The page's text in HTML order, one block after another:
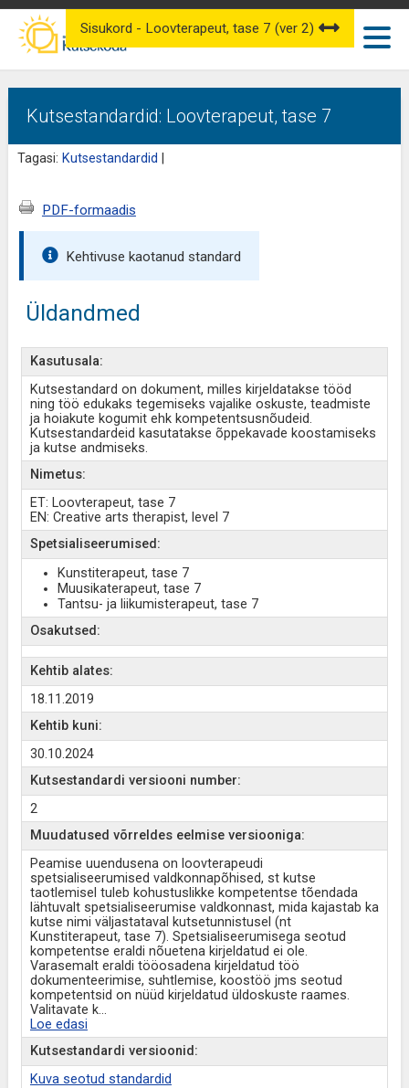
Kutsestandardid: Loovterapeut, tase 7
Tagasi: Kutsestandardid
Sisukord - Loovterapeut, tase 7 (ver 2)
PDF-formaadis
Kehtivuse kaotanud standard
Üldandmed
Kasutusala:
Kutsestandard on dokument, milles kirjeldatakse tööd
ning töö edukaks tegemiseks vajalike oskuste, teadmiste
ja hoiakute kogumit ehk kompetentsusnõudeid.
Kutsestandardeid kasutatakse õppekavade koostamiseks
ja kutse andmiseks.
Nimetus:
ET: Loovterapeut, tase 7
EN: Creative arts therapist, level 7
Spetsialiseerumised:
Kunstiterapeut, tase 7
Muusikaterapeut, tase 7
Tantsu- ja liikumisterapeut, tase 7
Osakutsed:
Kehtib alates:
18.11.2019
Kehtib kuni:
30.10.2024
Kutsestandardi versiooni number:
2
Muudatused võrreldes eelmise versiooniga:
Peamise uuendusena on loovterapeudi
spetsialiseerumised valdkonnapõhised, st kutse
taotlemisel tuleb kohustuslikke kompetentse tõendada
lähtuvalt spetsialiseerumise valdkonnast, mida kajastab ka
kutse nimi väljastataval kutsetunnistusel (nt
Kunstiterapeut, tase 7). Spetsialiseerumisega seotud
kompetentse eraldi nõuetena kirjeldatud ei ole.
Varasemalt eraldi tööosadena kirjeldatud töö
dokumenteerimise, suhtlemise, koostöö jms seotud
kompetentsid on nüüd kirjeldatud üldoskuste raames.
Valitavate k...
Loe edasi
Kutsestandardi versioonid:
Kuva seotud standardid